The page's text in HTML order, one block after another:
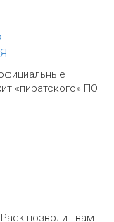
«пиратского» ПО
позволит вам